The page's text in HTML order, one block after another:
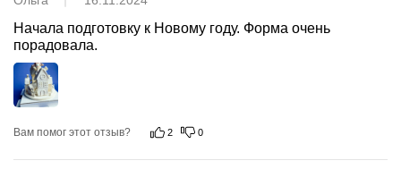
Начала подготовку к Новому году. Форма очень
порадовала.
Вам помог этот отзыв? 2 0